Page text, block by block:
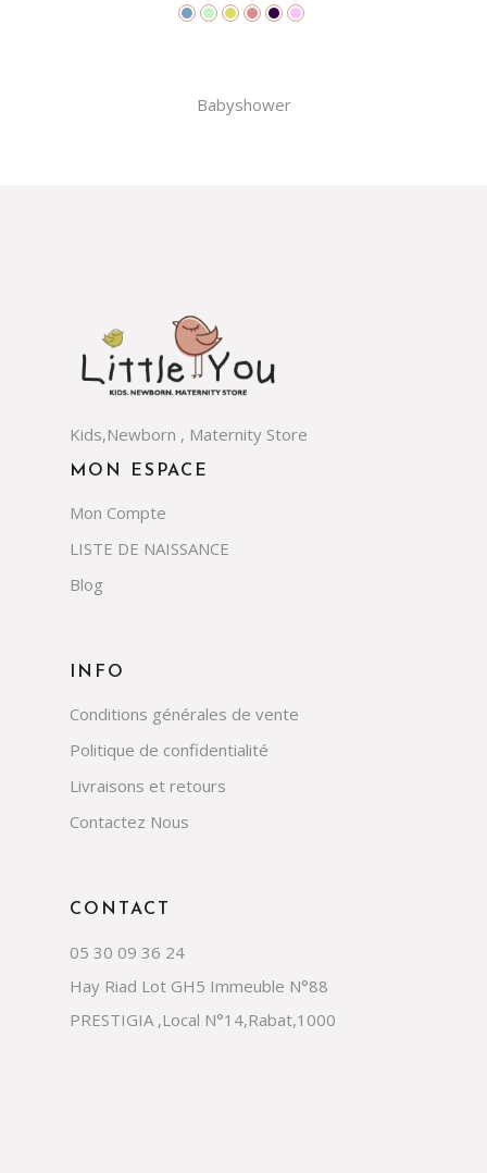
Babyshower
CONTACT
05 30 09 36 24
Hay Riad Lot GH5 Immeuble N°88
PRESTIGIA ,Local N°14,Rabat,1000
INFO
Conditions générales de vente
Politique de confidentialité
Livraisons et retours
Contactez Nous
MON ESPACE
Mon Compte
LISTE DE NAISSANCE
Blog
Kids,Newborn , Maternity Store